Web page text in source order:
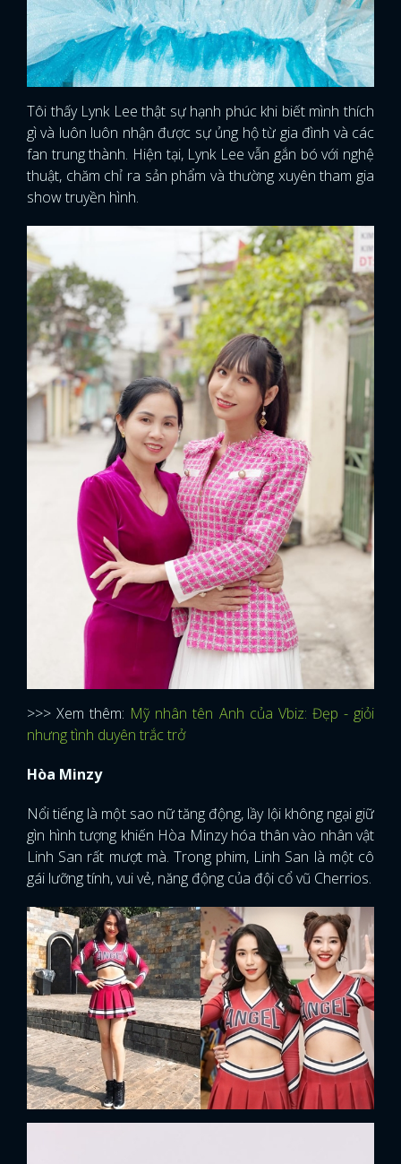
Tôi thấy Lynk Lee thật sự hạnh phúc khi biết mình thích
gì và luôn luôn nhận được sự ủng hộ từ gia đình và các
fan trung thành. Hiện tại, Lynk Lee vẫn gắn bó với nghệ
thuật, chăm chỉ ra sản phẩm và thường xuyên tham gia
show truyền hình.
>>> Xem thêm: Mỹ nhân tên Anh của Vbiz: Đẹp - giỏi
nhưng tình duyên trắc trở
Hòa Minzy
Nổi tiếng là một sao nữ tăng động, lầy lội không ngại giữ
gìn hình tượng khiến Hòa Minzy hóa thân vào nhân vật
Linh San rất mượt mà. Trong phim, Linh San là một cô
gái lưỡng tính, vui vẻ, năng động của đội cổ vũ Cherrios.